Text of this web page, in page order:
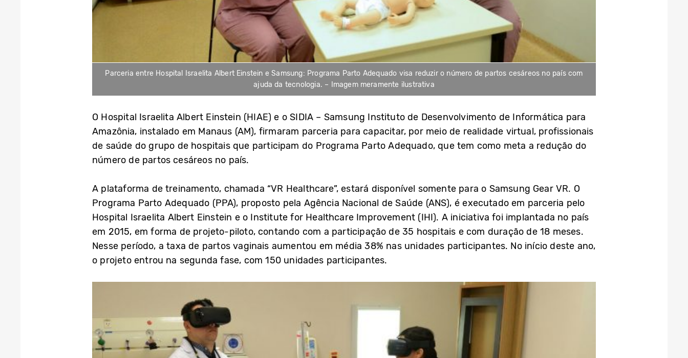
Parceria entre Hospital Israelita Albert Einstein e Samsung: Programa Parto Adequado visa reduzir o número de partos cesáreos no país com
ajuda da tecnologia. – Imagem meramente ilustrativa
O Hospital Israelita Albert Einstein (HIAE) e o SIDIA – Samsung Instituto de Desenvolvimento de Informática para
Amazônia, instalado em Manaus (AM), firmaram parceria para capacitar, por meio de realidade virtual, profissionais
de saúde do grupo de hospitais que participam do Programa Parto Adequado, que tem como meta a redução do
número de partos cesáreos no país.
A plataforma de treinamento, chamada “VR Healthcare”, estará disponível somente para o Samsung Gear VR. O
Programa Parto Adequado (PPA), proposto pela Agência Nacional de Saúde (ANS), é executado em parceria pelo
Hospital Israelita Albert Einstein e o Institute for Healthcare Improvement (IHI). A iniciativa foi implantada no país
em 2015, em forma de projeto-piloto, contando com a participação de 35 hospitais e com duração de 18 meses.
Nesse período, a taxa de partos vaginais aumentou em média 38% nas unidades participantes. No início deste ano,
o projeto entrou na segunda fase, com 150 unidades participantes.